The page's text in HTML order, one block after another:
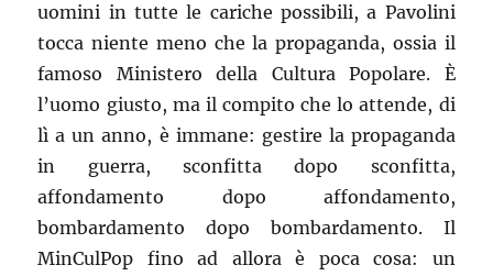
uomini in tutte le cariche possibili, a Pavolini
tocca niente meno che la propaganda, ossia il
famoso Ministero della Cultura Popolare. È
l’uomo giusto, ma il compito che lo attende, di
lì a un anno, è immane: gestire la propaganda
in guerra, sconfitta dopo sconfitta,
affondamento dopo affondamento,
bombardamento dopo bombardamento. Il
MinCulPop fino ad allora è poca cosa: un